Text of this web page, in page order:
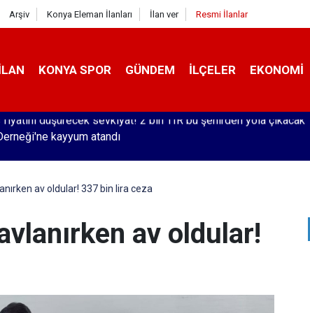
Arşiv Konya Eleman İlanları İlan ver Resmi İlanlar
KONYA SPOR GÜNDEM İLÇELER EKONOMI
kayyum atandı
av oldular! 337 bin lira ceza
av oldular!